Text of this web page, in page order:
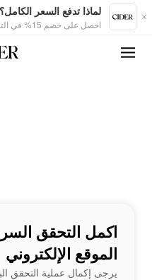
لماذا تدفع السعر الكامل؟
احصل على خصم 15% في التطبيق
اكمل التحقق
الموقع الإلكتروني
يرجى إكمال عملية التحقق